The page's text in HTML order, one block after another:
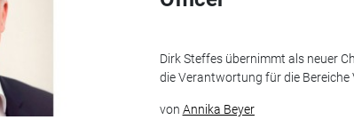
Dirk Steffes übernimmt als neuer
die Verantwortung für die Bereiche
von Annika Beyer